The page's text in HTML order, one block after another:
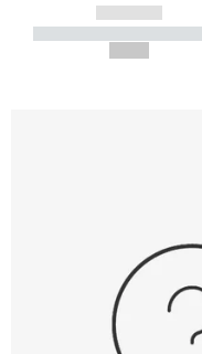
------------
----------- -----------